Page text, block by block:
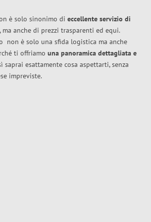
è solo sinonimo di eccellente servizio di
, ma anche di prezzi trasparenti ed equi.
non è solo una sfida logistica ma anche
ti offriamo una panoramica dettagliata e
saprai esattamente cosa aspettarti, senza
impreviste.